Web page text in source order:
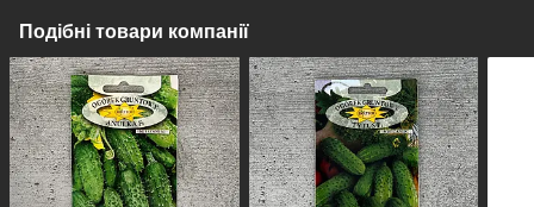
Подібні товари компанії